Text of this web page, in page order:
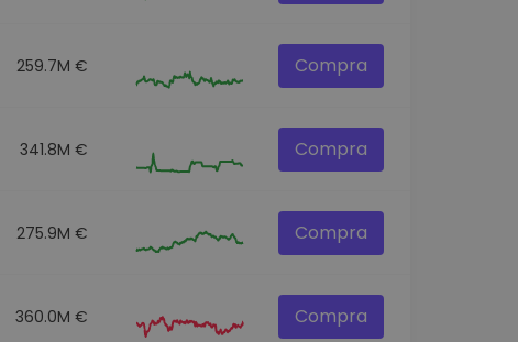
259.7M € Compra
341.8M € Compra
275.9M € Compra
360.0M € Compra